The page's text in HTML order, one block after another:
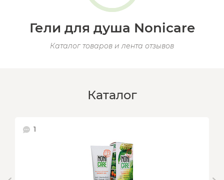
Гели для душа Nonicare
Каталог товаров и лента отзывов
Каталог
1